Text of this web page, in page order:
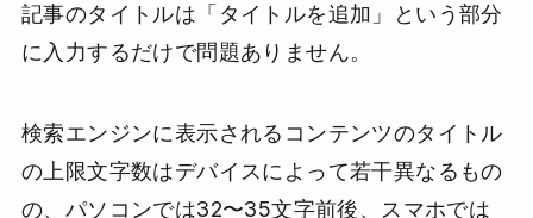
記事のタイトルは「タイトルを追加」という部分
に入力するだけで問題ありません。
検索エンジンに表示されるコンテンツのタイトル
の上限文字数はデバイスによって若干異なるもの
の、パソコンでは32〜35文字前後、スマホでは